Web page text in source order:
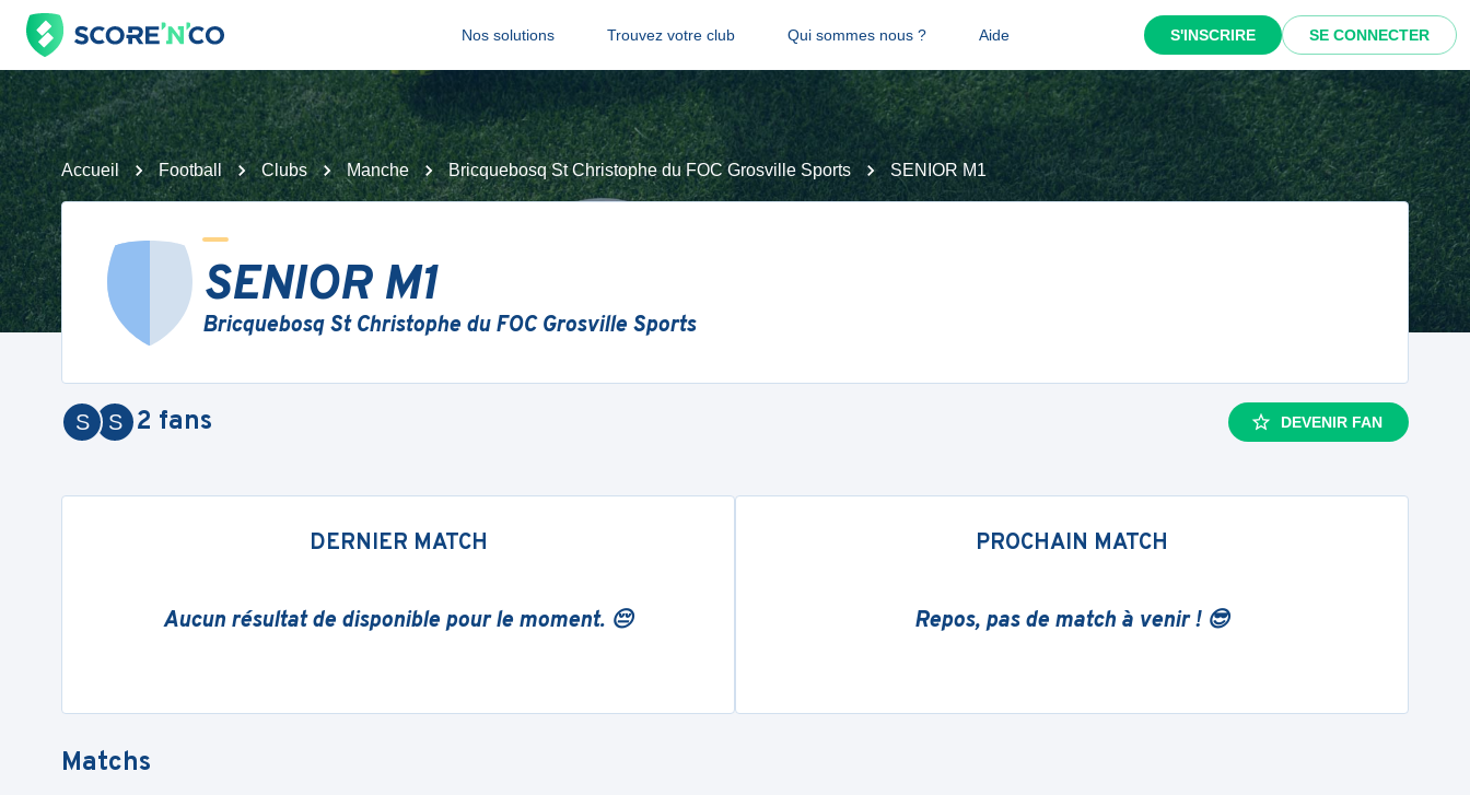
Nos solutions Trouvez votre club Qui sommes nous ? Aide S'INSCRIRE SE CONNECTER
Accueil Football Clubs Manche Bricquebosq St Christophe du FOC Grosville Sports SENIOR M1
SENIOR M1
Bricquebosq St Christophe du FOC Grosville Sports
S
S 2 fans DEVENIR FAN
DERNIER MATCH
Aucun résultat de disponible pour le moment. 😔
PROCHAIN MATCH
Repos, pas de match à venir ! 😎
Matchs